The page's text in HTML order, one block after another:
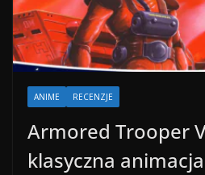
ANIME RECENZJE
Armored Trooper
klasyczna